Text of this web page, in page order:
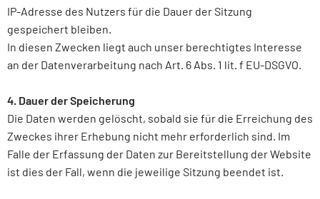
IP-Adresse des Nutzers für die Dauer der Sitzung
gespeichert bleiben.
In diesen Zwecken liegt auch unser berechtigtes Interesse
an der Datenverarbeitung nach Art. 6 Abs. 1 lit. f EU-DSGVO.
4. Dauer der Speicherung
Die Daten werden gelöscht, sobald sie für die Erreichung des
Zweckes ihrer Erhebung nicht mehr erforderlich sind. Im
Falle der Erfassung der Daten zur Bereitstellung der Website
ist dies der Fall, wenn die jeweilige Sitzung beendet ist.